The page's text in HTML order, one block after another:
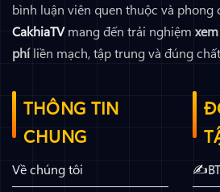
bình luận viên quen thuộc và phong
CakhiaTV mang đến trải nghiệm
phíliền mạch, tập trung và đúng
THÔNG TIN
CHUNG
Về chúng tôi